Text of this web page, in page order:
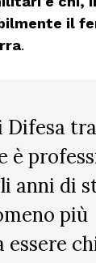
il
.
è
anni di
più
essere